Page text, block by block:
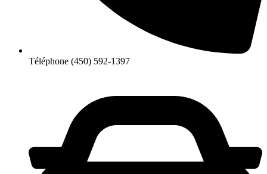
Téléphone (450) 592-1397